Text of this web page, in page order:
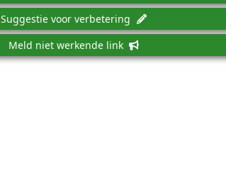
Suggestie voor verbetering
Meld niet werkende link